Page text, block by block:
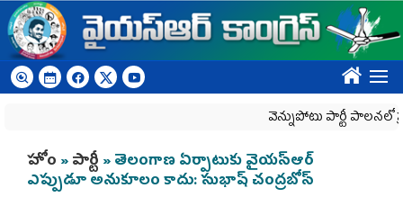
Skip to main content
????
వెన్నుపోటు పార్టీ పాలనలో
You are here
హోం »పార్టీ » తెలంగాణ ఏర్పాటుకు వైయస్ఆర్
ఎప్పుడూ అనుకూలం కాదు: సుభాష్ చంద్రబోస్